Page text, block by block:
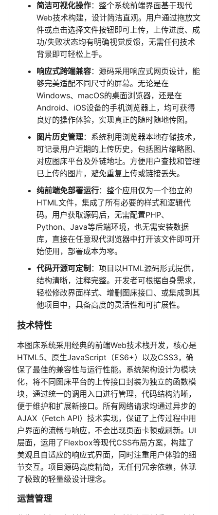
简洁可视化操作：整个系统前端界面基于现代
Web技术构建，设计简洁直观。用户通过拖放文
件或点击选择文件按钮即可上传，上传进度、成
功/失败状态均有明确视觉反馈，无需任何技术
背景即可轻松上手。
响应式跨端兼容：源码采用响应式网页设计，能
够完美适配不同尺寸的屏幕。无论是在
Windows、macOS的桌面浏览器，还是在
Android、iOS设备的手机浏览器上，均可获得
良好的操作体验，实现真正的随时随地传图。
图片历史管理：系统利用浏览器本地存储技术，
可记录用户近期的上传历史，包括图片缩略图、
对应图床平台及外链地址。方便用户查找和管理
已上传的图片，避免重复上传或链接丢失。
纯前端免部署运行：整个应用仅为一个独立的
HTML文件，集成了所有必要的样式和逻辑代
码。用户获取源码后，无需配置PHP、
Python、Java等后端环境，也无需安装数据
库，直接在任意现代浏览器中打开该文件即可开
始使用，部署成本为零。
代码开源可定制 ：项目以HTML源码形式提供，
结构清晰，注释完整。开发者可根据自身需求，
轻松修改界面样式、增删图床接口、或集成到其
他项目中，具备高度的灵活性和可扩展性。
技术特性
本图床系统采用经典的前端Web技术栈开发，核心是
HTML5、原生JavaScript（ES6+）以及CSS3，确
保了最佳的兼容性与运行性能。系统架构设计为模块
化，将不同图床平台的上传接口封装为独立的函数模
块，通过统一的调用入口进行管理，代码结构清晰，
便于维护和扩展新接口。所有网络请求均通过异步的
AJAX（Fetch API）技术实现，保证了上传过程中用
户界面的流畅与响应，不会出现页面卡顿或刷新。UI
层面，运用了Flexbox等现代CSS布局方案，构建了
美观且自适应的响应式界面，同时注重用户体验的细
节交互。项目源码高度精简，无任何冗余依赖，体现
了极致的轻量级设计理念。
运营管理